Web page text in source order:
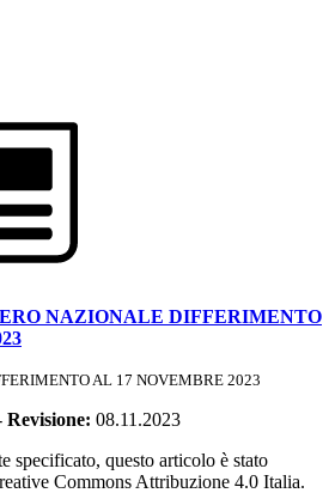
NAZIONALE DIFFERIMENTO
AL 17 NOVEMBRE 2023
Revisione: 08.11.2023
specificato, questo articolo è stato
Commons Attribuzione 4.0 Italia.